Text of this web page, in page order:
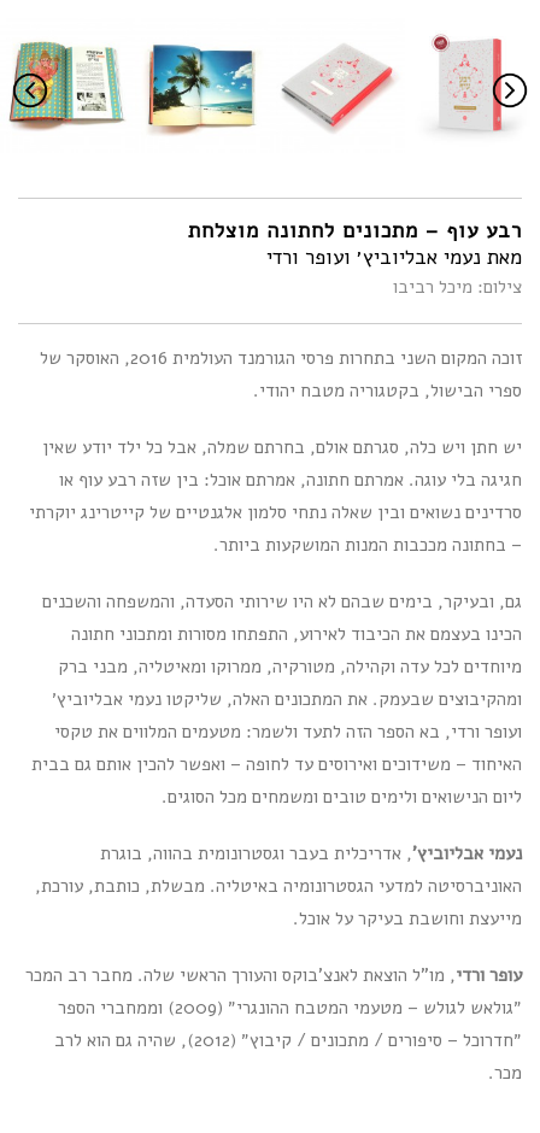
רבע עוף – מתכונים לחתונה מוצלחת
מאת נעמי אבליוביץ׳ ועופר ורדי
צילום: מיכל רביבו
זוכה המקום השני בתחרות פרסי הגורמנד העולמית 2016, האוסקר של
ספרי הבישול, בקטגוריה מטבח יהודי.
יש חתן ויש כלה, סגרתם אולם, בחרתם שמלה, אבל כל ילד יודע שאין
חגיגה בלי עוגה. אמרתם חתונה, אמרתם אוכל: בין שזה רבע עוף או
סרדינים נשואים ובין שאלה נתחי סלמון אלגנטיים של קייטרינג יוקרתי
– בחתונה מככבות המנות המושקעות ביותר.
גם, ובעיקר, בימים שבהם לא היו שירותי הסעדה, והמשפחה והשכנים
הכינו בעצמם את הכיבוד לאירוע, התפתחו מסורות ומתכוני חתונה
מיוחדים לכל עדה וקהילה, מטורקיה, ממרוקו ומאיטליה, מבני ברק
ומהקיבוצים שבעמק. את המתכונים האלה, שליקטו נעמי אבליוביץ׳
ועופר ורדי, בא הספר הזה לתעד ולשמר: מטעמים המלווים את טקסי
האיחוד – משידוכים ואירוסים עד לחופה – ואפשר להכין אותם גם בבית
ליום הנישואים ולימים טובים ומשמחים מכל הסוגים.
נעמי אבליוביץ', אדריכלית בעבר וגסטרונומית בהווה, בוגרת
האוניברסיטה למדעי הגסטרונומיה באיטליה. מבשלת, כותבת, עורכת,
מייעצת וחושבת בעיקר על אוכל.
עופר ורדי, מו"ל הוצאת לאנצ'בוקס והעורך הראשי שלה. מחבר רב המכר
״גולאש לגולש – מטעמי המטבח ההונגרי״ (2009) וממחברי הספר
״חדרוכל – סיפורים / מתכונים / קיבוץ״ (2012), שהיה גם הוא לרב
מכר.